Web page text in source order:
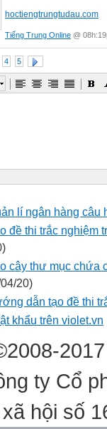
hoctiengtrungtudau.com
Tiếng Trung Online @
4 5
lí ngân hàng câu
đề thi trắc nghiệm
cây thư mục chứa
20)
dẫn tạo đề thi
khẩu trên violet.vn
ty Cổ
hội số